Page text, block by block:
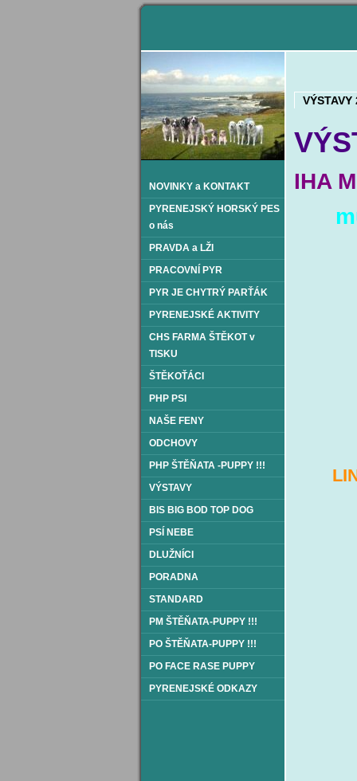
NOVINKY a KONTAKT
PYRENEJSKÝ HORSKÝ PES
o nás
PRAVDA a LŽI
PRACOVNÍ PYR
PYR JE CHYTRÝ PARŤÁK
PYRENEJSKÉ AKTIVITY
CHS FARMA ŠTĚKOT v
TISKU
ŠTĚKOŤÁCI
PHP PSI
NAŠE FENY
ODCHOVY
PHP ŠTĚŇATA -PUPPY !!!
VÝSTAVY
BIS BIG BOD TOP DOG
PSÍ NEBE
DLUŽNÍCI
PORADNA
STANDARD
PM ŠTĚŇATA-PUPPY !!!
PO ŠTĚŇATA-PUPPY !!!
PO FACE RASE PUPPY
PYRENEJSKÉ ODKAZY
VÝSTAVY
IHA